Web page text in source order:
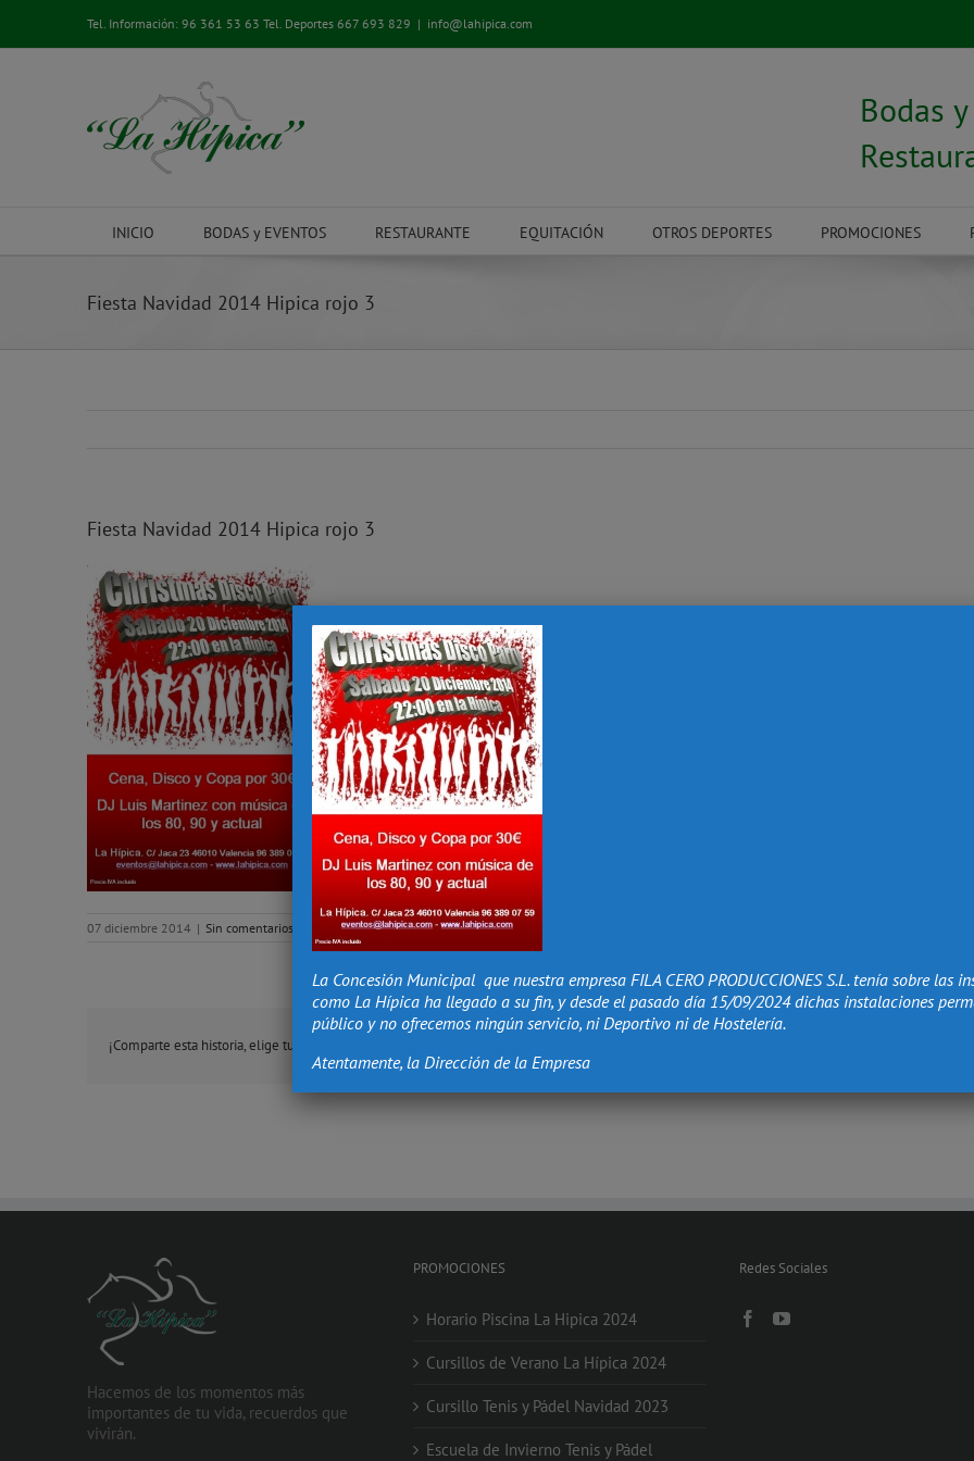
contenido
Tel. Información:96 361 53 63 Tel. Deportes667 693 829 | info@lahipica.com
Bodas
INICIO BODAS y EVENTOS RESTAURANTE EQUITACIÓN OTROS DEPORTES PROMOCIONES
Fiesta Navidad 2014 Hipica rojo 3
Fiesta Navidad 2014 Hipica rojo 3
07 diciembre 2014 | Sin comentarios
¡Comparte esta historia, elige tu plataforma!
Hacemos de los momentos más
importantes de tu vida, recuerdos que
vivirán.
PROMOCIONES
Horario Piscina La Hipica 2024
Cursillos de Verano La Hípica 2024
Cursillo Tenis y Pádel Navidad 2023
Escuela de Invierno Tenis y Pádel
Redes Sociales
La Concesión Municipal que nuestra empresa FILA CERO PRODUCCIONES S.L. tenía sobre las
como La Hípica ha llegado a su fin, y desde el pasado día 15/09/2024 dichas instalaciones
público y no ofrecemos ningún servicio, ni Deportivo ni de Hostelería.
Atentamente, la Dirección de la Empresa